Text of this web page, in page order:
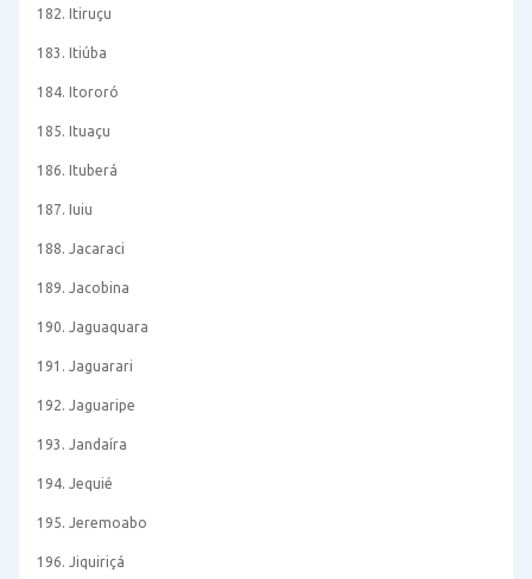
182. Itiruçu
183. Itiúba
184. Itororó
185. Ituaçu
186. Ituberá
187. Iuiu
188. Jacaraci
189. Jacobina
190. Jaguaquara
191. Jaguarari
192. Jaguaripe
193. Jandaíra
194. Jequié
195. Jeremoabo
196. Jiquiriçá